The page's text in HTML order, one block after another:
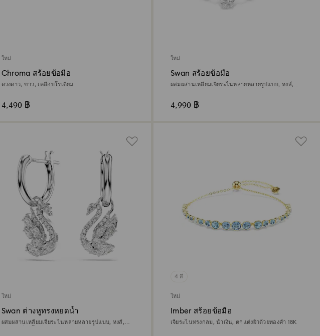
ใหม่
Chroma สร้อยข้อมือ
ดวงดาว, ขาว, เคลือบโรเดียม
4,490 ฿
ใหม่
Swan สร้อยข้อมือ
ผสมผสานเหลี่ยมเจียระไนหลายหลายรูปแบบ, หงส์,
4,990 ฿
ใหม่
Swan ต่างหูทรงหยดน้ำ
ผสมผสานเหลี่ยมเจียระไนหลายหลายรูปแบบ, หงส์,
4 สี
ใหม่
Imber สร้อยข้อมือ
เจียระไนทรงกลม, น้ำเงิน, ตกแต่งผิวด้วยทองคำ 18K